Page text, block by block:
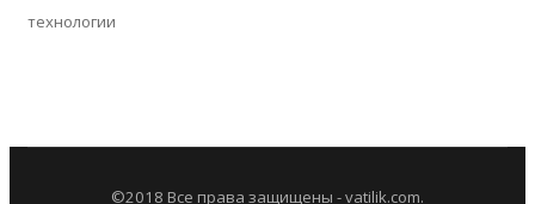
технологии
©2018 Все права защищены - vatilik.com.